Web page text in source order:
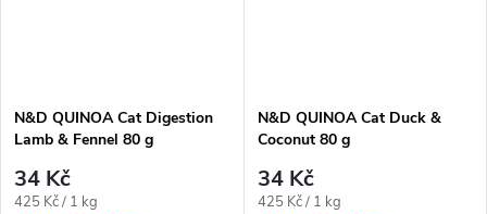
N&D QUINOA Cat Digestion
Lamb & Fennel 80 g
34 Kč
Měrná
425 Kč / 1 kg
N&D QUINOA Cat Duck &
Coconut 80 g
34 Kč
Měrná
425 Kč / 1 kg